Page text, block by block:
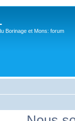
Borinage et Mons: forum